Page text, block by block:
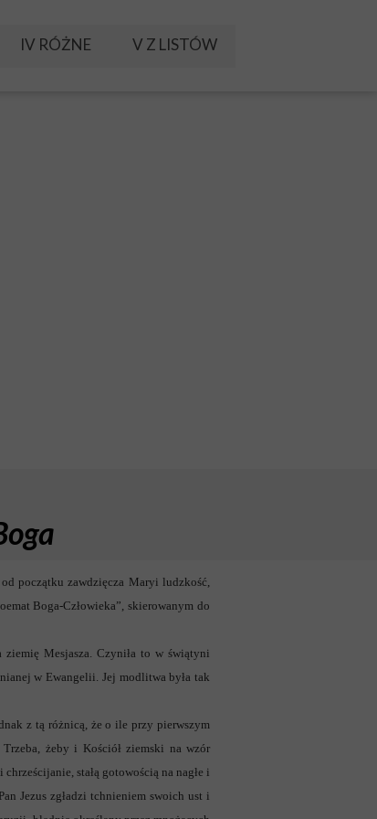
IV RÓŻNE V Z LISTÓW
początku zawdzięcza Maryi ludzkość,
Boga-Człowieka”, skierowanym do
Mesjasza. Czyniła to w świątyni
w Ewangelii. Jej modlitwa była tak
z tą różnicą, że o ile przy pierwszym
żeby i Kościół ziemski na wzór
stałą gotowością na nagłe i
Jezus zgładzi tchnieniem swoich ust i